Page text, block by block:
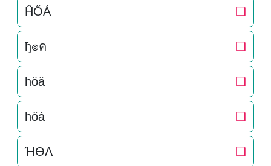
ĤŐÁ ❏
ђ๏ค ❏
höä ❏
hőá ❏
ΉӨΛ ❏